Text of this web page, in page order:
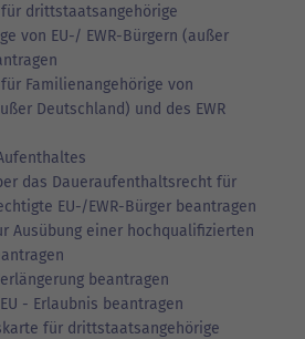
drittstaatsangehörige
von EU-/ EWR-Bürgern (außer
Familienangehörige von
Deutschland) und des EWR
das Daueraufenthaltsrecht für
EU-/EWR-Bürger beantragen
Ausübung einer hochqualifizierten
beantragen
- Erlaubnis beantragen
für drittstaatsangehörige